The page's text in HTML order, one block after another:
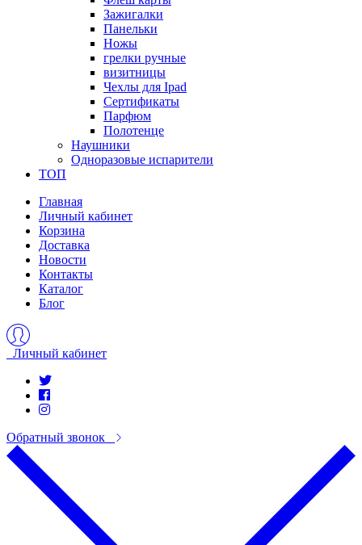
Зажигалки
Панельки
Ножы
грелки ручные
визитницы
Чехлы для Ipad
Сертификаты
Парфюм
Полотенце
Наушники
Одноразовые испарители
ТОП
Главная
Личный кабинет
Корзина
Доставка
Новости
Контакты
Каталог
Блог
Личный кабинет
Обратный звонок